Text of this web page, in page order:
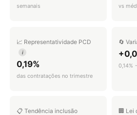
semanais vs
📈 Representatividade PCD
i
0,19%
das contratações no trimestre
🔄
0,14%
📋 Tendência inclusão 🏢 Lei